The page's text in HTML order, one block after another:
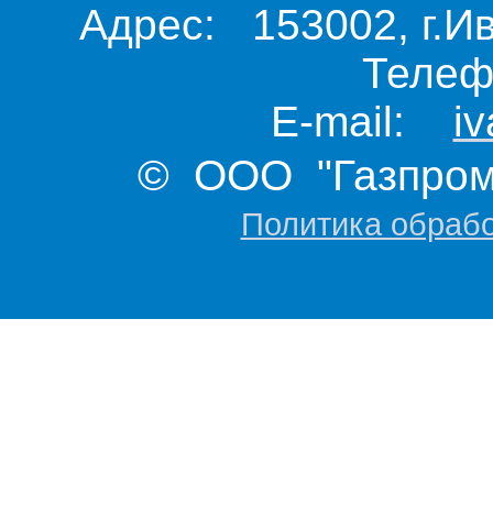
Адрес: 153002,
E-mail:
© ООО "Газпром
Политика